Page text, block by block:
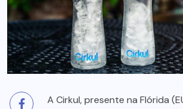
A Cirkul, presente na Flórida